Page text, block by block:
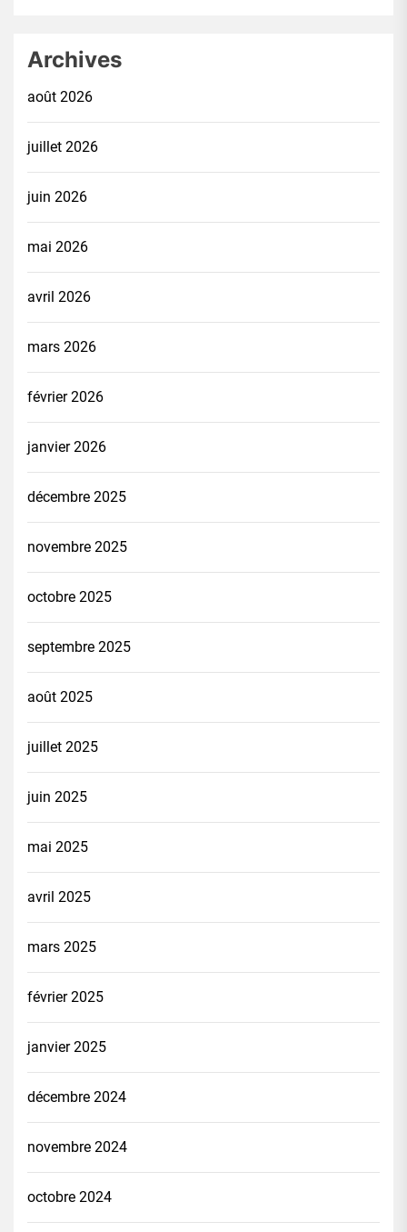
Archives
août 2026
juillet 2026
juin 2026
mai 2026
avril 2026
mars 2026
février 2026
janvier 2026
décembre 2025
novembre 2025
octobre 2025
septembre 2025
août 2025
juillet 2025
juin 2025
mai 2025
avril 2025
mars 2025
février 2025
janvier 2025
décembre 2024
novembre 2024
octobre 2024